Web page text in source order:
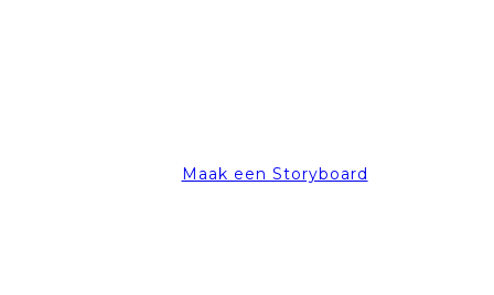
Maak een Storyboard